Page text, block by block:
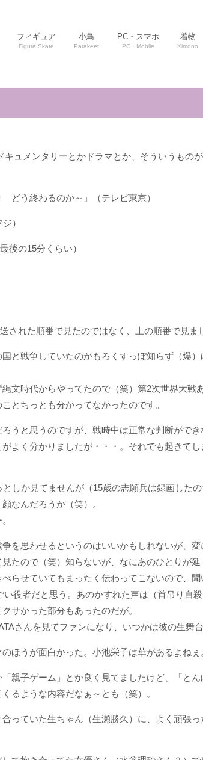
フィギュア
Figure Skate
小鳥
Parakeet
PC・スマホ
PC・Mobile
着物
Kimono
ュメンタリーとかドラマとか、そういうものが
どう終わるのか～」（テレビ東京）
）
後の15分くらい）
れた順番で見たのではなく、上の順番で見ま
と戦争していたのかもろくすっぽ知らず（爆
文時代からやってたので（笑）第2次世界大戦
とちっとも分かってなかったのです。
うと思うのですが、戦時中は正常な判断がで
よく分かりましたが・・・。それでも起きて
しか見てませんが（15歳の志願兵は録画した
なんだろうか（笑）。
を思わせるというのはいいかもしれないが、
たので（笑）知らないが、なにあのひとりが延
らせていてもまったく伝わってこないので、聞
役者だと思う。あのかすれた声は（首吊り自
サかった部分もあったのだが。
さんを見てファンになり、いつかは彼の生舞
ほうが面白かった。小池栄子は華があるよねぇ
親子ゲーム」とか良く見てましたけど、「と
るような内容だなぁ～とも（笑）。
っていた生ちゃん（生瀬勝久）に、よく頑張